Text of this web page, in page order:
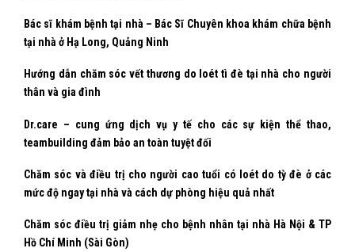
Bác sĩ khám bệnh tại nhà – Bác Sĩ Chuyên khoa khám chữa bệnh
tại nhà ở Hạ Long, Quảng Ninh
Hướng dẫn chăm sóc vết thương do loét tì đè tại nhà cho người
thân và gia đình
Dr.care – cung ứng dịch vụ y tế cho các sự kiện thể thao,
teambuilding đảm bảo an toàn tuyệt đối
Chăm sóc và điều trị cho người cao tuổi có loét do tỳ đè ở các
mức độ ngay tại nhà và cách dự phòng hiệu quả nhất
Chăm sóc điều trị giảm nhẹ cho bệnh nhân tại nhà Hà Nội & TP
Hồ Chí Minh (Sài Gòn)